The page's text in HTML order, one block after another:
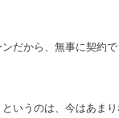
だから、無事に契約
いうのは、今はあま